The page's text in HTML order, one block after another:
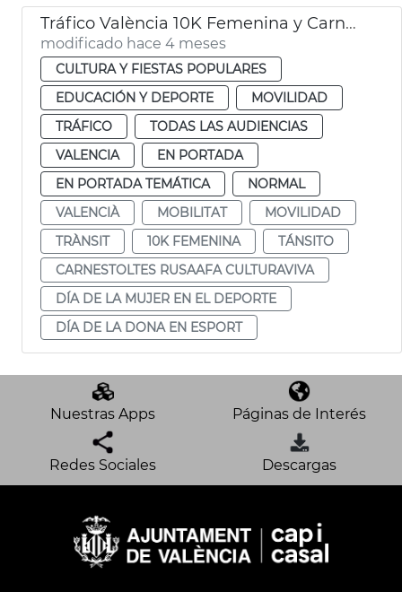
Tráfico València 10K Femenina y Carnaval Russafa
modificado hace 4 meses
CULTURA Y FIESTAS POPULARES
EDUCACIÓN Y DEPORTE
MOVILIDAD
TRÁFICO
TODAS LAS AUDIENCIAS
VALENCIA
EN PORTADA
EN PORTADA TEMÁTICA
NORMAL
VALENCIÀ
MOBILITAT
MOVILIDAD
TRÀNSIT
10K FEMENINA
TÁNSITO
CARNESTOLTES RUSAAFA CULTURAVIVA
DÍA DE LA MUJER EN EL DEPORTE
DÍA DE LA DONA EN ESPORT
Nuestras Apps Páginas de Interés
Redes Sociales Descargas